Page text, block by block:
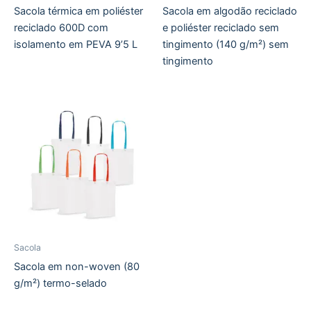
Sacola térmica em poliéster
reciclado 600D com
isolamento em PEVA 9’5 L
Sacola em algodão reciclado
e poliéster reciclado sem
tingimento (140 g/m²) sem
tingimento
Sacola
Sacola em non-woven (80
g/m²) termo-selado